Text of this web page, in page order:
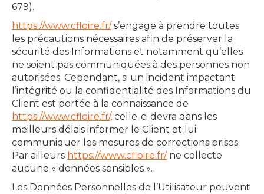
679).
https://www.cfloire.fr/s’engage à prendre toutes
les précautions nécessaires afin de préserver la
sécurité des Informations et notamment qu’elles
ne soient pas communiquées à des personnes non
autorisées. Cependant, si un incident impactant
l’intégrité ou la confidentialité des Informations du
Client est portée à la connaissance de
https://www.cfloire.fr/, celle-ci devra dans les
meilleurs délais informer le Client et lui
communiquer les mesures de corrections prises.
Par ailleurs https://www.cfloire.fr/ne collecte
aucune « données sensibles ».
Les Données Personnelles de l’Utilisateur peuvent